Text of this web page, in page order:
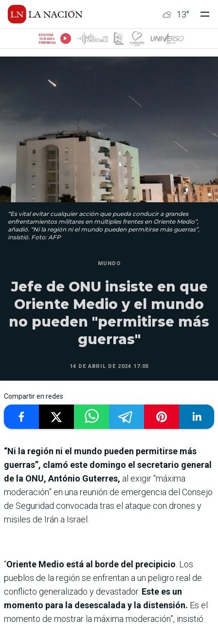
13°
ESCUCHÁ
TU RADIO
PREFERIDA
“Es vital evitar cualquier acción que pueda conducir a grandes
enfrentamientos militares en múltiples frentes en Oriente Medio”,
añadió. “Ni la región ni el mundo pueden permitirse más guerras”,
insistió. Foto: AFP
MUNDO
Jefe de ONU insiste en que
Oriente Medio y el mundo
no pueden "permitirse más
guerras"
14 DE ABRIL DE 2024 17:05
Compartir en redes
“Ni la región ni el mundo pueden permitirse más
guerras”, clamó este domingo el secretario general
de la ONU, António Guterres, al exigir “máxima
moderación” en una reunión de emergencia del Consejo
de Seguridad convocada tras el ataque con drones y
misiles de Irán a Israel.
“Oriente Medio está al borde del precipicio . Los
pueblos de la región se enfrentan a un peligro real de
conflicto generalizado y devastador. Este es un
momento para la desescalada y la distensión. Es el
momento de mostrar la máxima moderación”, insistió.